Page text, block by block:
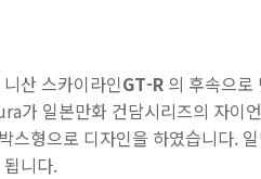
산 스카이라인GT-R 의 후속으로
가 일본만화 건담시리즈의 자이
스형으로 디자인을 하였습니다.
니다.